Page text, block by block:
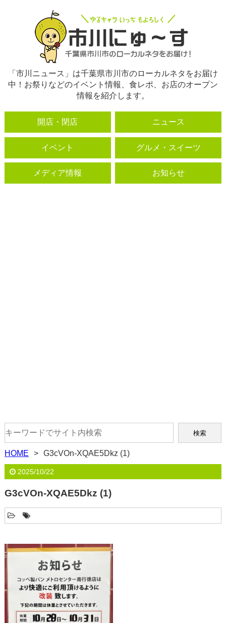
「市川ニュース」は千葉県市川市のローカルネタをお届け
中！お祭りなどのイベント情報、食レポ、お店のオープン
情報を紹介します。
開店・閉店 ニュース
イベント グルメ・スイーツ
メディア情報 お知らせ
HOME G3cVOn-XQAE5Dkz (1)
2025/10/22
G3cVOn-XQAE5Dkz (1)